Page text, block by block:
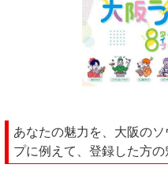
あなたの魅力を、大阪の
プに例えて、登録した方